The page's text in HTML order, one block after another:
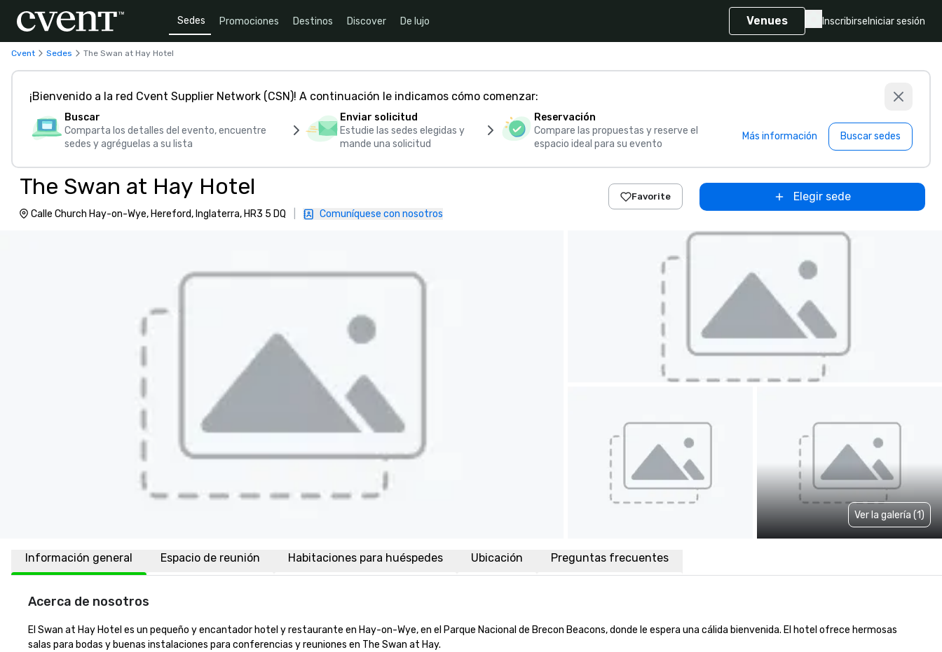
Sedes Promociones Destinos Discover De lujo Venues Inscribirse Iniciar sesión
Cvent Sedes The Swan at Hay Hotel
¡Bienvenido a la red Cvent Supplier Network (CSN)! A continuación le indicamos cómo comenzar:
Buscar
Comparta los detalles del evento, encuentre
sedes y agréguelas a su lista
Enviar solicitud
Estudie las sedes elegidas y
mande una solicitud
Reservación
Compare las propuestas y reserve el
espacio ideal para su evento
Más información Buscar sedes
The Swan at Hay Hotel
Calle Church Hay-on-Wye, Hereford, Inglaterra, HR3 5 DQ Comuníquese con nosotros
Favorite Elegir sede
Ver la galería (1)
Información general Espacio de reunión Habitaciones para huéspedes Ubicación Preguntas frecuentes
Acerca de nosotros
El Swan at Hay Hotel es un pequeño y encantador hotel y restaurante en Hay-on-Wye, en el Parque Nacional de Brecon Beacons, donde le espera una cálida bienvenida. El hotel ofrece hermosas
salas para bodas y buenas instalaciones para conferencias y reuniones en The Swan at Hay.